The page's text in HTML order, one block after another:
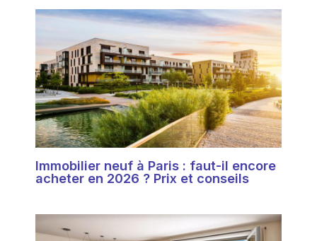
Immobilier neuf à Paris : faut-il encore
acheter en 2026 ? Prix et conseils